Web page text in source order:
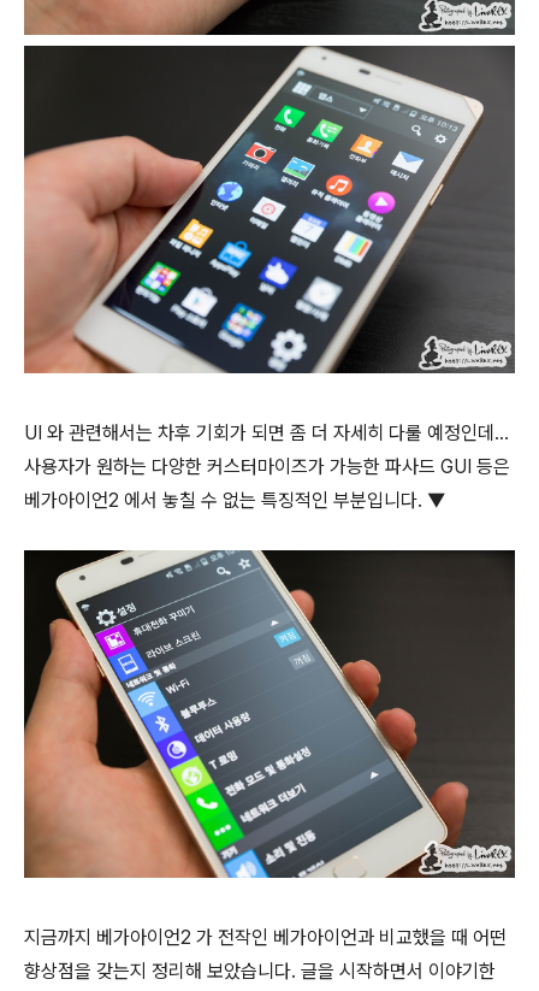
UI 와 관련해서는 차후 기회가 되면 좀 더 자세히 다룰 예정인데...
사용자가 원하는 다양한 커스터마이즈가 가능한 파사드 GUI 등은
베가아이언2 에서 놓칠 수 없는 특징적인 부분입니다. ▼
지금까지 베가아이언2 가 전작인 베가아이언과 비교했을 때 어떤
향상점을 갖는지 정리해 보았습니다. 글을 시작하면서 이야기한